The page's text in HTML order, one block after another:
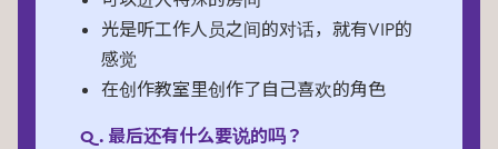
光是听工作人员之间的对话，就有VIP的
感觉
在创作教室里创作了自己喜欢的角色
Q. 最后还有什么要说的吗？